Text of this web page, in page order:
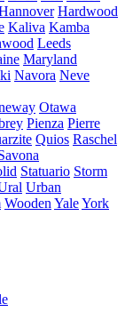
Hardwood
Kaliva Kamba
Leeds
Maryland
Navora Neve
Otawa
Pienza Pierre
Quios Raschel
Statuario Storm
Urban
Wooden YaleYork